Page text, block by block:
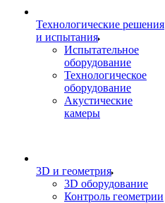
Технологические решения
и испытания
Испытательное
оборудование
Технологическое
оборудование
Акустические
камеры
3D и геометрия
3D оборудование
Контроль геометрии